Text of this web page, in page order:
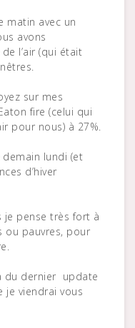
matin avec un
avons
l’air (qui était
sur mes
fire (celui qui
pour nous) à 27%.
lundi (et
d’hiver
je pense très fort à
ou pauvres, pour
du dernier update
je viendrai vous